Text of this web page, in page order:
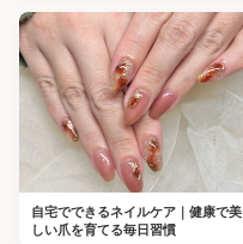
自宅でできるネイルケア｜健康で美
しい爪を育てる毎日習慣